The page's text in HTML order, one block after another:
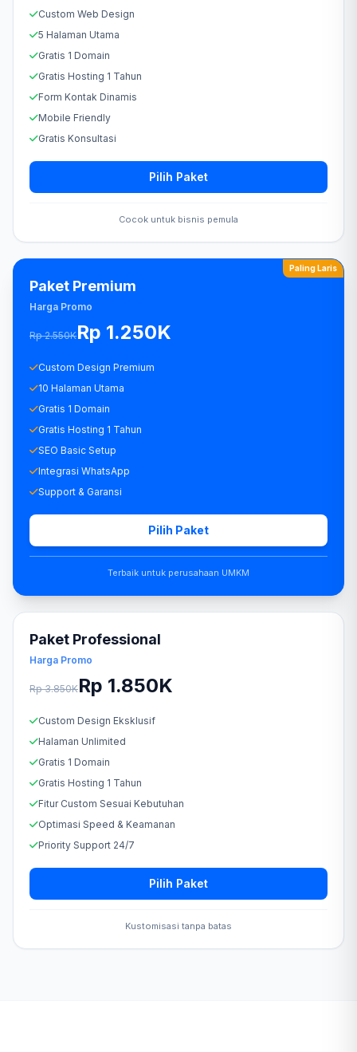
Custom Web Design
5 Halaman Utama
Gratis 1 Domain
Gratis Hosting 1 Tahun
Form Kontak Dinamis
Mobile Friendly
Gratis Konsultasi
Pilih Paket
Cocok untuk bisnis pemula
Paling Laris
Paket Premium
Harga Promo
Rp 2.550KRp 1.250K
Custom Design Premium
10 Halaman Utama
Gratis 1 Domain
Gratis Hosting 1 Tahun
SEO Basic Setup
Integrasi WhatsApp
Support & Garansi
Pilih Paket
Terbaik untuk perusahaan UMKM
Paket Professional
Harga Promo
Rp 3.850KRp 1.850K
Custom Design Eksklusif
Halaman Unlimited
Gratis 1 Domain
Gratis Hosting 1 Tahun
Fitur Custom Sesuai Kebutuhan
Optimasi Speed & Keamanan
Priority Support 24/7
Pilih Paket
Kustomisasi tanpa batas